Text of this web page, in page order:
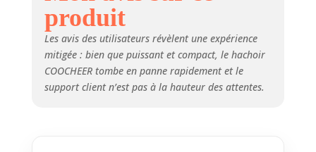
démontables sans outils et
faciles à nettoyer avec de l'eau
chaude savonneuse. (Remarque :
ne passe pas au lave-vaisselle)
produit
Les avis des utilisateurs révèlent une expérience
mitigée : bien que puissant et compact, le hachoir
COOCHEER tombe en panne rapidement et le
support client n’est pas à la hauteur des attentes.